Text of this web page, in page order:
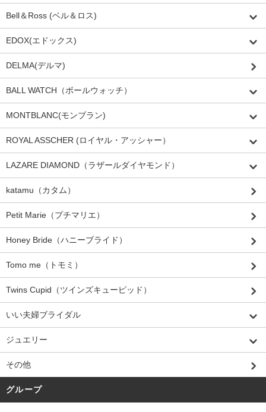
Bell＆Ross (ベル＆ロス)
EDOX(エドックス)
DELMA(デルマ)
BALL WATCH（ボールウォッチ）
MONTBLANC(モンブラン)
ROYAL ASSCHER (ロイヤル・アッシャー）
LAZARE DIAMOND（ラザールダイヤモンド）
katamu（カタム）
Petit Marie（プチマリエ）
Honey Bride（ハニーブライド）
Tomo me（トモミ）
Twins Cupid（ツインズキューピッド）
いい夫婦ブライダル
ジュエリー
その他
グループ